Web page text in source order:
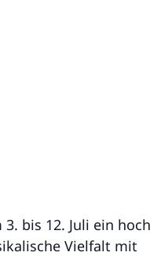
bis 12. Juli ein
Vielfalt mit